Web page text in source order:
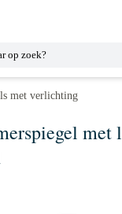
met verlichting
met